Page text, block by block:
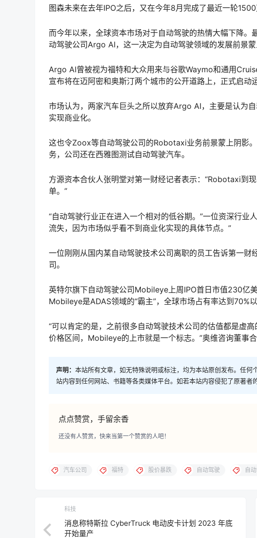
图森未来在去年IPO之后，又在今年8月完成了最近一轮
而今年以来，全球资本市场对于自动驾驶的热情大幅下降
动驾驶公司Argo AI，这一决定为自动驾驶领域的发展前景蒙
Argo AI曾被视为福特和大众用来与谷歌Waymo和通用
宣布将在迈阿密和奥斯汀两个城市的公开道路上，正式启动
市场认为，两家汽车巨头之所以放弃Argo AI，主要是认为
实现商业化。
这也令Zoox等自动驾驶公司的Robotaxi业务前景蒙上阴影
务，公司还在西雅图测试自动驾驶汽车。
方源资本合伙人张明堂对第一财经记者表示：“Robotaxi到
单。”
“自动驾驶行业正在进入一个相对的低谷期。”一位资深行业
流失，因为市场似乎看不到商业化实现的具体节点。”
一位刚刚从国内某自动驾驶技术公司离职的员工告诉第一
司。
英特尔旗下自动驾驶公司Mobileye上周IPO首日市值230亿
Mobileye是ADAS领域的“霸主”，全球市场占有率达到70%以
“可以肯定的是，之前很多自动驾驶技术公司的估值都是虚
价格区间，Mobileye的上市就是一个标志。”奥维咨询董事
声明： 本站所有文章，如无特殊说明或标注，均为本站原创发布。任
站内容到任何网站、书籍等各类媒体平台。如若本站内容侵犯了原著者
点点赞赏，手留余香
还没有人赞赏，快来当第一个赞赏的人吧！
汽车公司 福特 股价暴跌 自动驾驶 自
科技
消息称特斯拉 CyberTruck 电动皮卡计划 2023 年底
开始量产